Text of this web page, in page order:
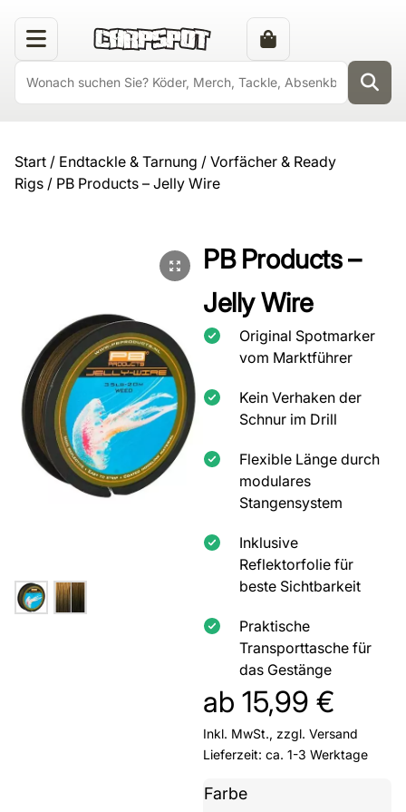
Start / Endtackle & Tarnung / Vorfächer & Ready
Rigs / PB Products – Jelly Wire
PB Products –
Jelly Wire
Original Spotmarker
vom Marktführer
Kein Verhaken der
Schnur im Drill
Flexible Länge durch
modulares
Stangensystem
Inklusive
Reflektorfolie für
beste Sichtbarkeit
Praktische
Transporttasche für
das Gestänge
ab 15,99 €
Inkl. MwSt., zzgl. Versand
Lieferzeit: ca. 1-3 Werktage
Farbe